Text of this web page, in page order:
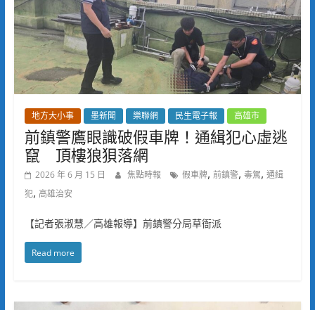
地方大小事 墨新聞 樂聯網 民生電子報 高雄市
前鎮警鷹眼識破假車牌！通緝犯心虛逃
竄 頂樓狼狽落網
2026 年 6 月 15 日 焦點時報 假車牌, 前鎮警, 毒駕, 通緝
犯, 高雄治安
【記者張淑慧／高雄報導】前鎮警分局草衙派
Read more